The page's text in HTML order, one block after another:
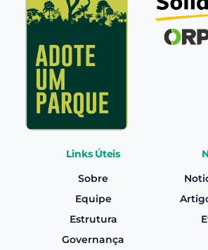
Links Úteis
Sobre
Equipe
Estrutura
Governança